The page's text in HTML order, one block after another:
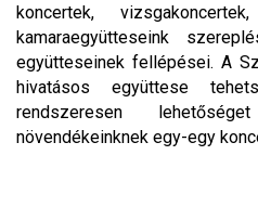
koncertek,
kamaraegyütteseink
együtteseinek fellépései. A
hivatásos együttese
rendszeresen
növendékeinknek egy-egy